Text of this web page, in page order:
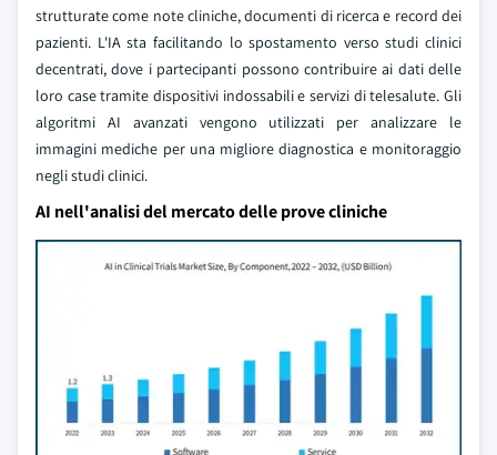
strutturate come note cliniche, documenti di ricerca e record dei
pazienti. L'IA sta facilitando lo spostamento verso studi clinici
decentrati, dove i partecipanti possono contribuire ai dati delle
loro case tramite dispositivi indossabili e servizi di telesalute. Gli
algoritmi AI avanzati vengono utilizzati per analizzare le
immagini mediche per una migliore diagnostica e monitoraggio
negli studi clinici.
AI nell'analisi del mercato delle prove cliniche